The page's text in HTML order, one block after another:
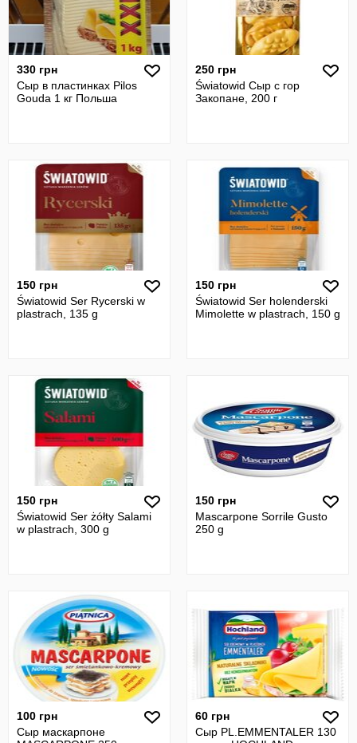
330 грн
Сыр в пластинках Pilos
Gouda 1 кг Польша
250 грн
Światowid Сыр с гор
Закопане, 200 г
150 грн
Światowid Ser Rycerski w
plastrach, 135 g
150 грн
Światowid Ser holenderski
Mimolette w plastrach, 150 g
150 грн
Światowid Ser żółty Salami
w plastrach, 300 g
150 грн
Mascarpone Sorrile Gusto
250 g
100 грн
Сыр маскарпоне
60 грн
Сыр PL.EMMENTALER 130